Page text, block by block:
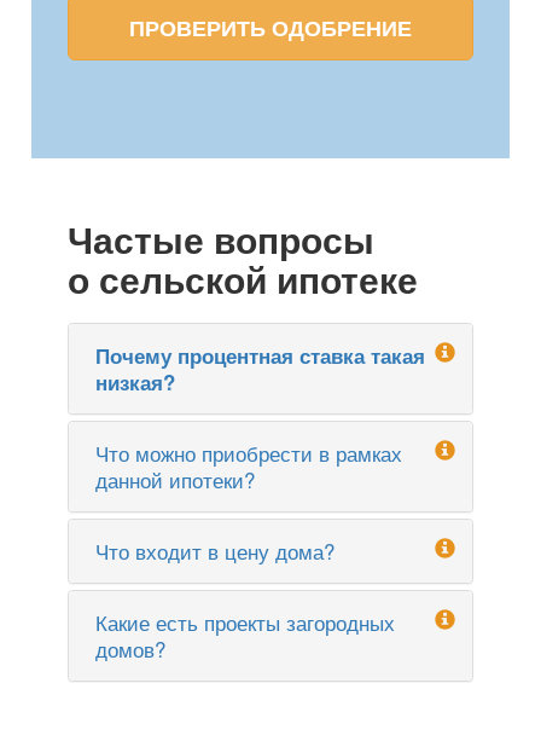
ПРОВЕРИТЬ ОДОБРЕНИЕ
Частые вопросы
о сельской ипотеке
Почему процентная ставка такая
низкая?
Что можно приобрести в рамках
данной ипотеки?
Что входит в цену дома?
Какие есть проекты загородных
домов?